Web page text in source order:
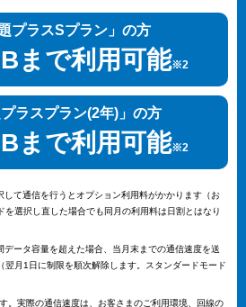
プラスSプラン」の方
まで利用可能※2
プラスプラン(2年)」の方
まで利用可能※2
て通信を行うとオプション利用料がかかります（お
を選択し直した場合でも同月の利用料は日割とはなり
ータ容量を超えた場合、当月末までの通信速度を送
月1日に制限を順次解除します。スタンダードモード
。実際の通信速度は、お客さまのご利用環境、回線の